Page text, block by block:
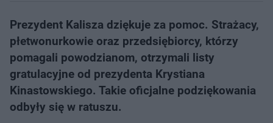
Prezydent Kalisza dziękuje za pomoc. Strażacy,
płetwonurkowie oraz przedsiębiorcy, którzy
pomagali powodzianom, otrzymali listy
gratulacyjne od prezydenta Krystiana
Kinastowskiego. Takie oficjalne podziękowania
odbyły się w ratuszu.